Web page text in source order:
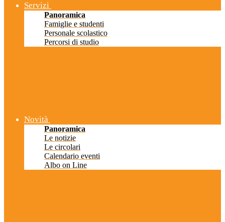
Servizi
Panoramica
Famiglie e studenti
Personale scolastico
Percorsi di studio
Novità
Panoramica
Le notizie
Le circolari
Calendario eventi
Albo on Line